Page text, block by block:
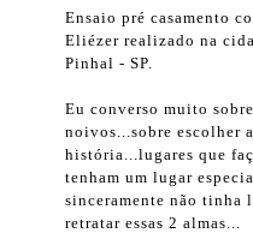
Ensaio pré casamento
Eliézer realizado na
Pinhal - SP.
Eu converso muito
noivos...sobre escolher
história...lugares que
tenham um lugar
sinceramente não tinha
retratar essas 2 almas...